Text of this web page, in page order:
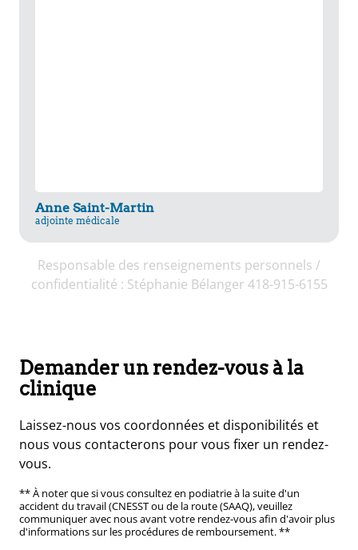
Anne Saint-Martin
adjointe médicale
Responsable des renseignements personnels /
confidentialité : Stéphanie Bélanger 418-915-6155
Demander un rendez-vous à la
clinique
Laissez-nous vos coordonnées et disponibilités et
nous vous contacterons pour vous fixer un rendez-
vous.
** À noter que si vous consultez en podiatrie à la suite d'un
accident du travail (CNESST ou de la route (SAAQ), veuillez
communiquer avec nous avant votre rendez-vous afin d'avoir plus
d'informations sur les procédures de remboursement. **